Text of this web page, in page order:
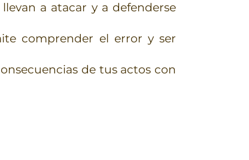
a atacar y a defenderse
comprender el error y ser
de tus actos con